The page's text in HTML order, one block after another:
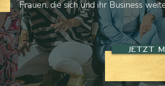
Frauen, die sich und ihr Business
Jetzt